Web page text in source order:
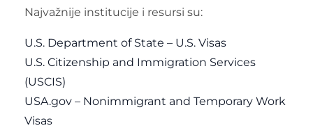
Najvažnije institucije i resursi su:
U.S. Department of State – U.S. Visas
U.S. Citizenship and Immigration Services
(USCIS)
USA.gov – Nonimmigrant and Temporary Work
Visas